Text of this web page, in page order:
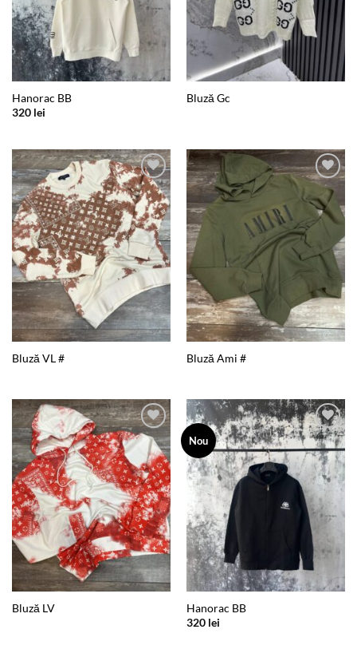
Hanorac BB
320 lei
Bluză Gc
Add to
wishlist
Bluză VL #
Add to
wishlist
Bluză Ami #
Add to
wishlist
Bluză LV
Nou
Add to
wishlist
Hanorac BB
320 lei